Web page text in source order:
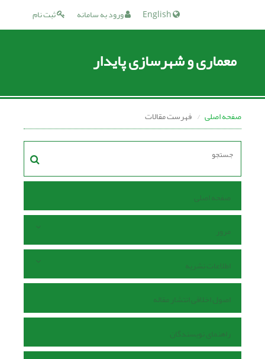
ثبت نام ورود به سامانه
معماری و شهرسازی پایدار
صفحه اصلی فهرست مقالات
صفحه اصلی
مرور
اطلاعات نشریه
اصول اخلاقی انتشار مقاله
راهنمای نویسندگان